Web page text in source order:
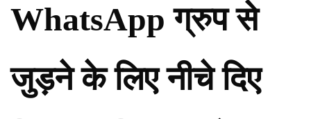
WhatsApp ग्रुप से
जुड़ने के लिए नीचे दिए